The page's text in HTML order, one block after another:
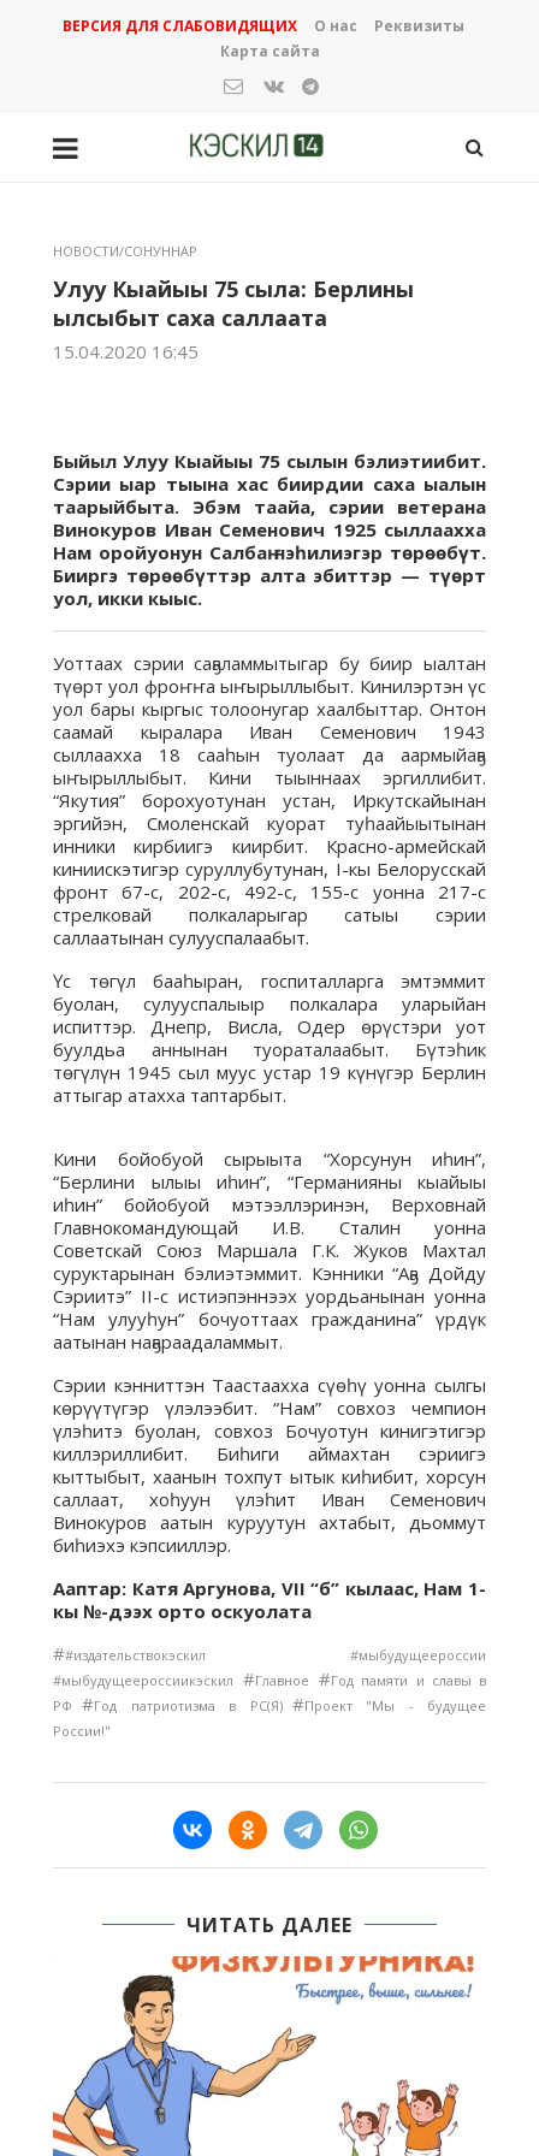
ВЕРСИЯ ДЛЯ СЛАБОВИДЯЩИХ О нас
Реквизиты
Карта сайта
НОВОСТИ/СОНУННАР
Улуу Кыайыы 75 сыла: Берлины
ылсыбыт саха саллаата
15.04.2020 16:45
Быйыл Улуу Кыайыы 75 сылын бэлиэтиибит.
Сэрии ыар тыына хас биирдии саха ыалын
таарыйбыта. Эбэм таайа, сэрии ветерана
Винокуров Иван Семенович 1925 сыллаахха
Нам оройуонун Салбаҥ нэһилиэгэр төрөөбүт.
Бииргэ төрөөбүттэр алта эбиттэр — түөрт
уол, икки кыыс.
Уоттаах сэрии саҕаламмытыгар бу биир ыалтан
түөрт уол фроҥҥа ыҥырыллыбыт. Кинилэртэн үс
уол бары кыргыс толоонугар хаалбыттар. Онтон
саамай кыралара Иван Семенович 1943
сыллаахха 18 сааһын туолаат да аармыйаҕа
ыҥырыллыбыт. Кини тыыннаах эргиллибит.
“Якутия” борохуотунан устан, Иркутскайынан
эргийэн, Смоленскай куорат туһаайыытынан
инники кирбиигэ киирбит. Красно-армейскай
киниискэтигэр суруллубутунан, I-кы Белорусскай
фронт 67-с, 202-с, 492-с, 155-с уонна 217-с
стрелковай полкаларыгар сатыы сэрии
саллаатынан сулууспалаабыт.
Үс төгүл бааһыран, госпиталларга эмтэммит
буолан, сулууспалыыр полкалара уларыйан
испиттэр. Днепр, Висла, Одер өрүстэри уот
буулдьа аннынан туораталаабыт. Бүтэһик
төгүлүн 1945 сыл муус устар 19 күнүгэр Берлин
аттыгар атахха таптарбыт.
Кини бойобуой сырыыта “Хорсунун иһин”,
“Берлини ылыы иһин”, “Германияны кыайыы
иһин” бойобуой мэтээллэринэн, Верховнай
Главнокомандующай И.В. Сталин уонна
Советскай Союз Маршала Г.К. Жуков Махтал
суруктарынан бэлиэтэммит. Кэнники “Аҕа Дойду
Сэриитэ” II-с истиэпэннээх уордьанынан уонна
“Нам улууһун” бочуоттаах гражданина” үрдүк
аатынан наҕараадаламмыт.
Сэрии кэнниттэн Таастаахха сүөһү уонна сылгы
көрүүтүгэр үлэлээбит. “Нам” совхоз чемпион
үлэһитэ буолан, совхоз Бочуотун кинигэтигэр
киллэриллибит. Биһиги аймахтан сэриигэ
кыттыбыт, хаанын тохпут ытык киһибит, хорсун
саллаат, хоһуун үлэһит Иван Семенович
Винокуров аатын куруутун ахтабыт, дьоммут
биһиэхэ кэпсииллэр.
Ааптар: Катя Аргунова, VII “б” кылаас, Нам 1-
кы №-дээх орто оскуолата
##издательствокэскил #мыбудущеероссии
#мыбудущеероссиикэскил #Главное #Год памяти и славы в
РФ #Год патриотизма в РС(Я) #Проект "Мы - будущее
России!"
ЧИТАТЬ ДАЛЕЕ